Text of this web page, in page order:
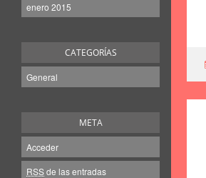
enero 2015
CATEGORÍAS
General
META
Acceder
RSSde las entradas